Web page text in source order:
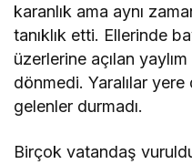
karanlık ama aynı
tanıklık etti. Ellerinde
üzerlerine açılan
dönmedi. Yaralılar
gelenler durmadı.
Birçok vatandaş